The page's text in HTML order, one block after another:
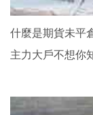
什麼是期貨未平
主力大戶不想你